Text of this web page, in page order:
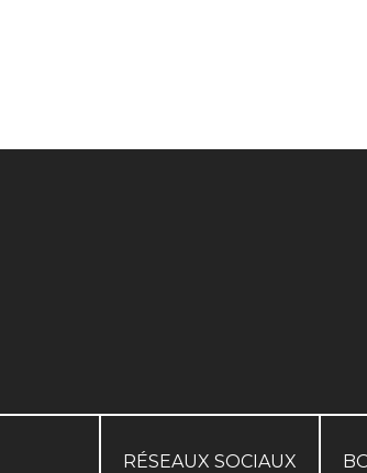
RÉSEAUX SOCIAUX